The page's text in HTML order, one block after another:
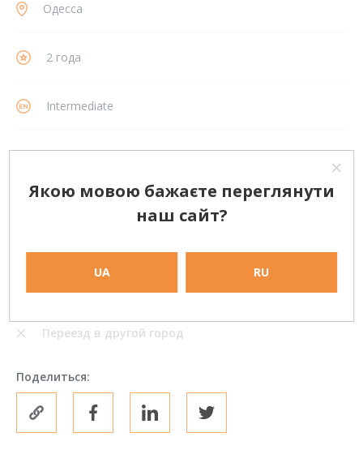
Одесса
2 года
Intermediate
Работа в офисе на полный рабочий день
Удаленная работа (полный рабочий день)
Переезд в другой город
Поделиться:
Якою мовою бажаєте переглянути
наш сайт?
UA RU